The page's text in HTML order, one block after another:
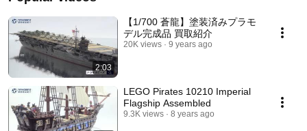
2:03
【1/700 蒼龍】塗装済みプラモ
デル完成品 買取紹介
20K views 9 years ago
LEGO Pirates 10210 Imperial
Flagship Assembled
9.3K views 8 years ago